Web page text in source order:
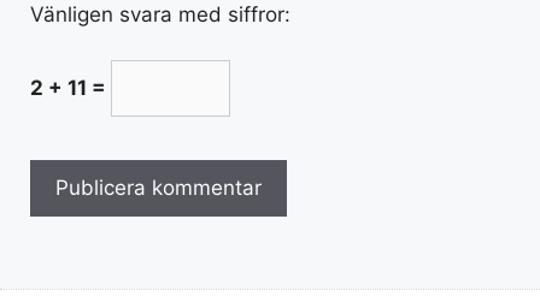
Vänligen svara med siffror:
2 + 11 =